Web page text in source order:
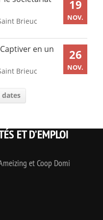
19
NOV.
Brieuc
26
NOV.
en un
Brieuc
dates
ET D’EMPLOI
et Coop Domi